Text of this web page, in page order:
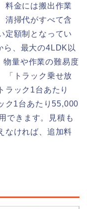
料金には搬出作業
清掃代がすべて含
定額制となってい
ら、最大の4LDK以
物量や作業の難易度
「トラック乗せ放
ラック1台あたり
ク1台あたり55,000
できます。見積も
なければ、追加料